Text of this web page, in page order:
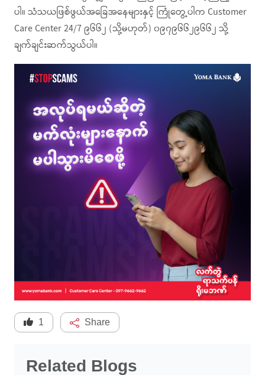
ပါ။ သံသယဖြစ်ဖွယ်အခြေအနေများနှင့် ကြုံတွေ့ပါက Customer
Care Center 24/7 ၉၆၆၂ (သို့မဟုတ်) ၀၉၇၉၆၆၂၉၆၆၂ သို့
ချက်ချင်းဆက်သွယ်ပါ။
1 Share
Related Blogs